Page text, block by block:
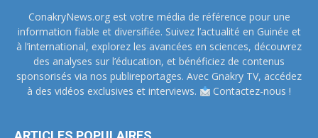
ConakryNews.org est votre média de référence pour une
information fiable et diversifiée. Suivez l’actualité en Guinée et
à l’international, explorez les avancées en sciences, découvrez
des analyses sur l’éducation, et bénéficiez de contenus
sponsorisés via nos publireportages. Avec Gnakry TV, accédez
à des vidéos exclusives et interviews.
Contactez-nous !